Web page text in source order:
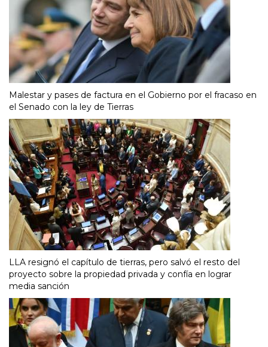
Malestar y pases de factura en el Gobierno por el fracaso en
el Senado con la ley de Tierras
LLA resignó el capítulo de tierras, pero salvó el resto del
proyecto sobre la propiedad privada y confía en lograr
media sanción